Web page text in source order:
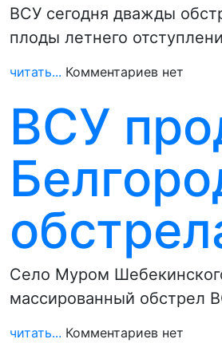
ВСУ сегодня дважды
плоды летнего
читать... Комментариев нет
ВСУ
Село Муром
массированный обстрел
читать... Комментариев нет